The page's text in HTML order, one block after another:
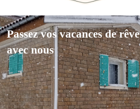
Passez vos vacances de rêve
avec nous